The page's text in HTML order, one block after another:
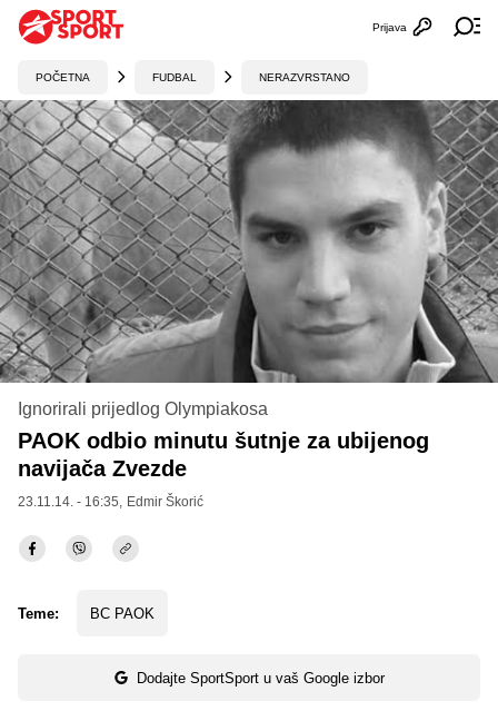
Otvori
Prijava
POČETNA FUDBAL NERAZVRSTANO
Ignorirali prijedlog Olympiakosa
PAOK odbio minutu šutnje za ubijenog
navijača Zvezde
23.11.14. - 16:35, Edmir Škorić
Teme: BC PAOK
Dodajte SportSport u vaš Google izbor